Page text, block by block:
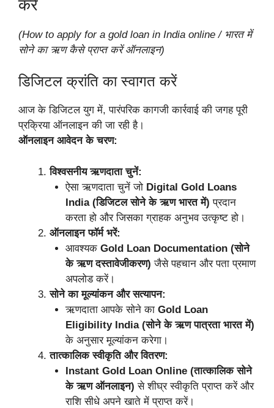
करें
(How to apply for a gold loan in India online / भारत में
सोने का ऋण कैसे प्राप्त करें ऑनलाइन)
डिजिटल क्रांति का स्वागत करें
आज के डिजिटल युग में, पारंपरिक कागजी कार्रवाई की जगह पूरी
प्रक्रिया ऑनलाइन की जा रही है।
ऑनलाइन आवेदन के चरण:
विश्वसनीय ऋणदाता चुनें:
ऐसा ऋणदाता चुनें जो Digital Gold Loans
India (डिजिटल सोने के ऋण भारत में) प्रदान
करता हो और जिसका ग्राहक अनुभव उत्कृष्ट हो।
ऑनलाइन फॉर्म भरें:
आवश्यक Gold Loan Documentation (सोने
के ऋण दस्तावेजीकरण) जैसे पहचान और पता प्रमाण
अपलोड करें।
सोने का मूल्यांकन और सत्यापन:
ऋणदाता आपके सोने का Gold Loan
Eligibility India (सोने के ऋण पात्रता भारत में)
के अनुसार मूल्यांकन करेगा।
तात्कालिक स्वीकृति और वितरण:
Instant Gold Loan Online (तात्कालिक सोने
के ऋण ऑनलाइन) से शीघ्र स्वीकृति प्राप्त करें और
राशि सीधे अपने खाते में प्राप्त करें।